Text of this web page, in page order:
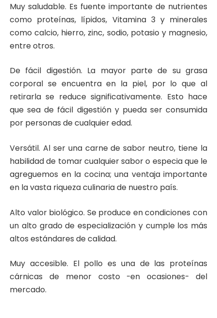
Muy saludable. Es fuente importante de nutrientes
como proteínas, lípidos, Vitamina 3 y minerales
como calcio, hierro, zinc, sodio, potasio y magnesio,
entre otros.
De fácil digestión. La mayor parte de su grasa
corporal se encuentra en la piel, por lo que al
retirarla se reduce significativamente. Esto hace
que sea de fácil digestión y pueda ser consumida
por personas de cualquier edad.
Versátil. Al ser una carne de sabor neutro, tiene la
habilidad de tomar cualquier sabor o especia que le
agreguemos en la cocina; una ventaja importante
en la vasta riqueza culinaria de nuestro país.
Alto valor biológico. Se produce en condiciones con
un alto grado de especialización y cumple los más
altos estándares de calidad.
Muy accesible. El pollo es una de las proteínas
cárnicas de menor costo -en ocasiones- del
mercado.